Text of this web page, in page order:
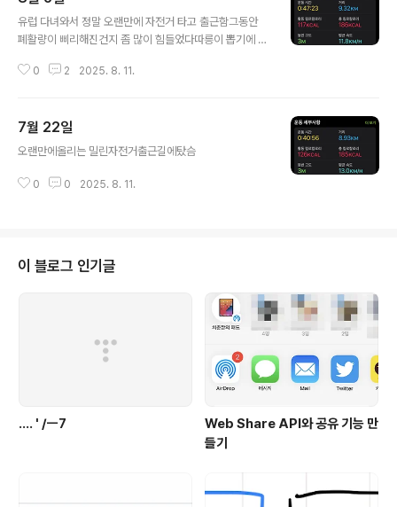
유럽 다녀와서 정말 오랜만에 자전거 타고 출근함그동안
폐활량이 삐리해진건지 좀 많이 힘들었다따릉이 뽑기에 실
0 2 2025. 8. 11.
7월 22일
오랜만에올리는 밀린자전거출근길에탔슴
0 0 2025. 8. 11.
이 블로그 인기글
.... ' /ㅡ7
Web Share API와 공유 기능 만
들기